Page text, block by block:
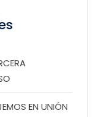
EN UNIÓN